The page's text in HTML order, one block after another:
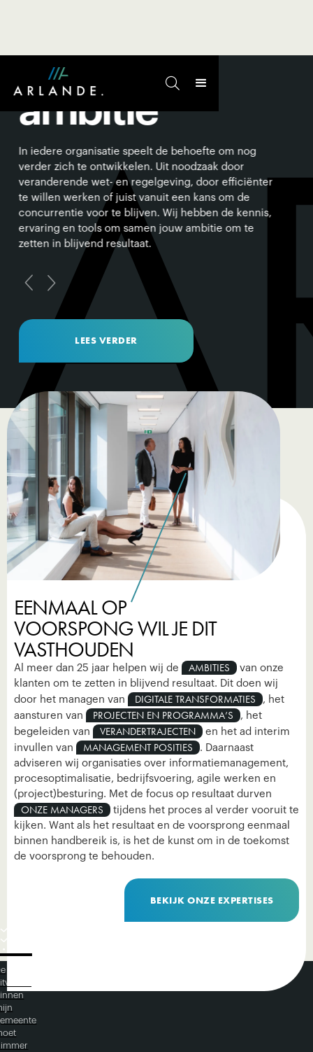

START MET
ambitie
In iedere organisatie speelt de behoefte om nog
verder zich te ontwikkelen. Uit noodzaak door
veranderende wet- en regelgeving, door efficiënter
te willen werken of juist vanuit een kans om de
concurrentie voor te blijven. Wij hebben de kennis,
ervaring en tools om samen jouw ambitie om te
zetten in blijvend resultaat.
LEES VERDER
EENMAAL OP
VOORSPONG WIL JE DIT
VASTHOUDEN
Al meer dan 25 jaar helpen wij de AMBITIES
van onze
klanten om te zetten in blijvend resultaat. Dit doen wij
door het managen van
DIGITALE TRANSFORMATIES
, het
aansturen van
PROJECTEN EN PROGRAMMA’S
, het
begeleiden van
VERANDERTRAJECTEN
en het ad interim
invullen van
MANAGEMENT POSITIES
. Daarnaast
adviseren wij organisaties over informatiemanagement,
procesoptimalisatie, bedrijfsvoering, agile werken en
(project)besturing. Met de focus op resultaat durven
ONZE MANAGERS
tijdens het proces al verder vooruit te
kijken. Want als het resultaat en de voorsprong eenmaal
binnen handbereik is, is het de kunst om in de toekomst
de voorsprong te behouden.
BEKIJK ONZE EXPERTISES
